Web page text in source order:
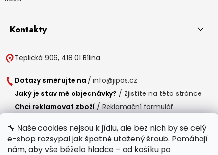
🔧 Naše cookies nejsou k jídlu, ale bez nich by se celý
e-shop rozsypal jak špatně utažený šroub. Pomáhají
nám, aby vše běželo hladce – od košíku po
Kontakty
Teplická 906, 418 01 Bílina
Dotazy směřujte na / info@jipos.cz
Jaký je stav mé objednávky? / Zjistíte na této stránce
Chci reklamovat zboží / Reklamační formulář
Provozní doba